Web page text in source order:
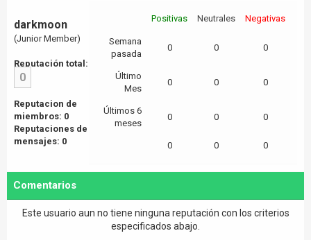
darkmoon
(Junior Member)
Reputación total:
0
Reputacion de
miembros: 0
Reputaciones de
mensajes: 0
Positivas Neutrales Negativas
Semana
pasada
0 0 0
Último
Mes
0 0 0
Últimos 6
meses
0 0 0
0 0 0
Comentarios
Este usuario aun no tiene ninguna reputación con los criterios
especificados abajo.